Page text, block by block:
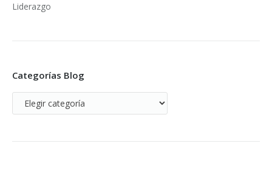
Liderazgo
Categorías Blog
Categorías
Blog